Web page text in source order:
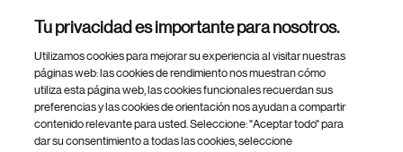
Footer Site Search
Tu privacidad es importante para nosotros.
Utilizamos cookies para mejorar su experiencia al visitar nuestras
páginas web: las cookies de rendimiento nos muestran cómo
utiliza esta página web, las cookies funcionales recuerdan sus
preferencias y las cookies de orientación nos ayudan a compartir
contenido relevante para usted. Seleccione: "Aceptar todo" para
dar su consentimiento a todas las cookies, seleccione